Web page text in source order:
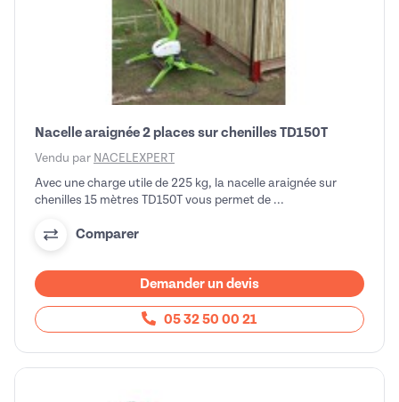
Nacelle araignée 2 places sur chenilles TD150T
Vendu par NACELEXPERT
Avec une charge utile de 225 kg, la nacelle araignée sur
chenilles 15 mètres TD150T vous permet de ...
Comparer
Demander un devis
05 32 50 00 21